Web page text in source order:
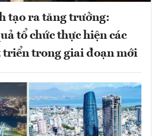
tạo ra tăng trưởng:
tổ chức thực hiện các
triển trong giai đoạn mới